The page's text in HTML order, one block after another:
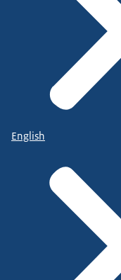
English